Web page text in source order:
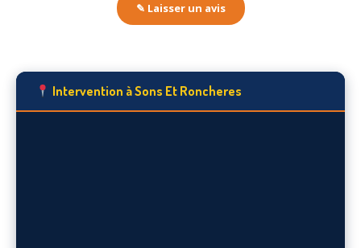
✎ Laisser un avis
Intervention à Sons Et Roncheres